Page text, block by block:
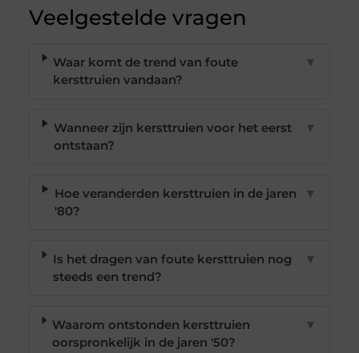
Veelgestelde vragen
Waar komt de trend van foute
kersttruien vandaan?
▼
Wanneer zijn kersttruien voor het eerst
ontstaan?
▼
Hoe veranderden kersttruien in de jaren
'80?
▼
Is het dragen van foute kersttruien nog
steeds een trend?
▼
Waarom ontstonden kersttruien
oorspronkelijk in de jaren '50?
▼